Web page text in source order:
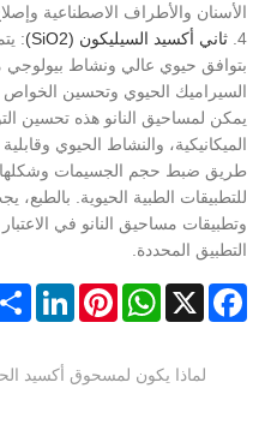
الأسنان والأطراف الاصطناعية
4. ثاني أكسيد السيليكون (SiO2)
:
بتوافق حيوي عالي ونشاط بيولوجي
السيراميك الحيوي وتحسين الخواص
يمكن لمساحيق النانو هذه تحسين
الميكانيكية، والنشاط الحيوي
طريق ضبط حجم الجسيمات وشكلها،
للتطبيقات الطبية الحيوية. بالطبع،
وتطبيقات مساحيق النانو في
التطبيق المحددة.
Facebook
X
WhatsApp
Pinterest
LinkedIn
لماذا يكون لمسحوق أكسيد